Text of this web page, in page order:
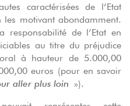
caractérisées de l’Etat
les motivant abondamment.
responsabilité de l’Etat en
au titre du préjudice
à hauteur de 5.000,00
euros (pour en savoir
aller plus loin »).